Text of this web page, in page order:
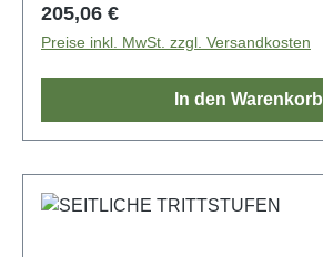
Regulärer Preis:
205,06 €
Preise inkl. MwSt. zzgl. Versandkosten
In den Warenkorb